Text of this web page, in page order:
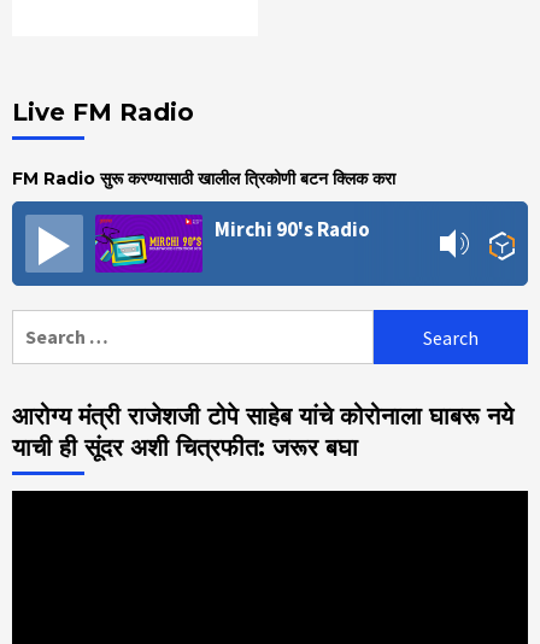
Live FM Radio
FM Radio सुरू करण्यासाठी खालील त्रिकोणी बटन क्लिक करा
Mirchi 90's Radio
आरोग्य मंत्री राजेशजी टोपे साहेब यांचे कोरोनाला घाबरू नये
याची ही सूंदर अशी चित्रफीत: जरूर बघा